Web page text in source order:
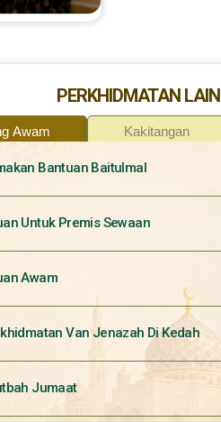
PERKHIDMATAN LAIN
Awam Kakitangan
Bantuan Baitulmal
Untuk Premis Sewaan
Awam
Van Jenazah Di Kedah
Jumaat